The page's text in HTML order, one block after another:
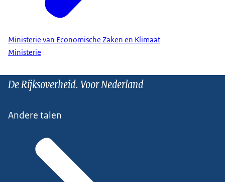
Ministerie van Economische Zaken en Klimaat
Ministerie
De Rijksoverheid. Voor Nederland
Andere talen